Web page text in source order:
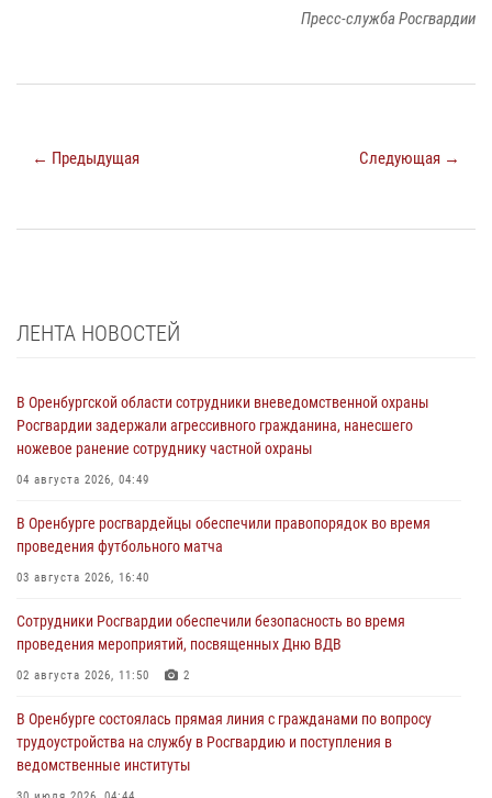
Пресс-служба Росгвардии
← Предыдущая Следующая →
ЛЕНТА НОВОСТЕЙ
В Оренбургской области сотрудники вневедомственной охраны
Росгвардии задержали агрессивного гражданина, нанесшего
ножевое ранение сотруднику частной охраны
04 августа 2026, 04:49
В Оренбурге росгвардейцы обеспечили правопорядок во время
проведения футбольного матча
03 августа 2026, 16:40
Сотрудники Росгвардии обеспечили безопасность во время
проведения мероприятий, посвященных Дню ВДВ
02 августа 2026, 11:50 2
В Оренбурге состоялась прямая линия с гражданами по вопросу
трудоустройства на службу в Росгвардию и поступления в
ведомственные институты